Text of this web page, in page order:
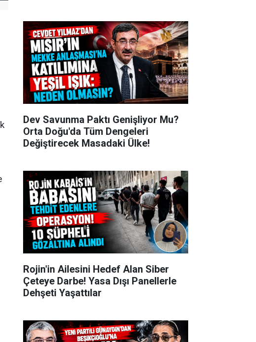
Dev Savunma Paktı Genişliyor Mu?
Orta Doğu'da Tüm Dengeleri
Değiştirecek Masadaki Ülke!
Rojin'in Ailesini Hedef Alan Siber
Çeteye Darbe! Yasa Dışı Panellerle
Dehşeti Yaşattılar